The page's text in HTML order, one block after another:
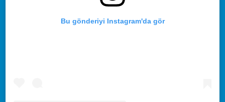
Bu gönderiyi Instagram'da gör